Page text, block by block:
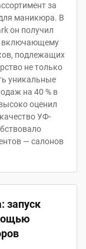
за
маникюра. В
он получил
включающему
подлежащих
не только
уникальные
на 40 % в
оценил
УФ-
— салонов
запуск